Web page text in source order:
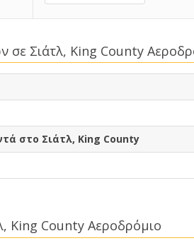
σε Σιάτλ, King County
στο Σιάτλ, King County
King County Αεροδρόμιο